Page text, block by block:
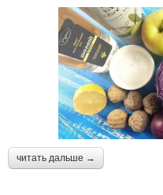
читать дальше →